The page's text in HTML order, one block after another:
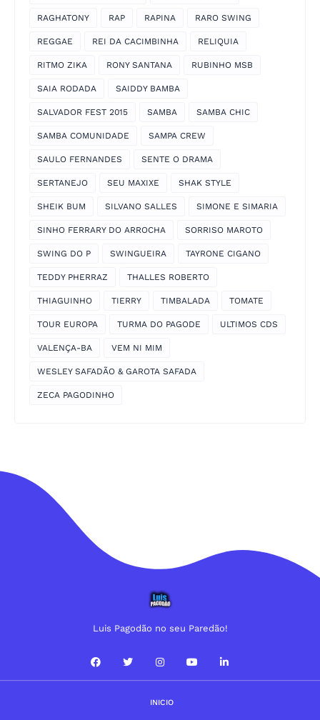
RAGHATONY RAP RAPINA RARO SWING
REGGAE REI DA CACIMBINHA RELIQUIA
RITMO ZIKA RONY SANTANA RUBINHO MSB
SAIA RODADA SAIDDY BAMBA
SALVADOR FEST 2015 SAMBA SAMBA CHIC
SAMBA COMUNIDADE SAMPA CREW
SAULO FERNANDES SENTE O DRAMA
SERTANEJO SEU MAXIXE SHAK STYLE
SHEIK BUM SILVANO SALLES SIMONE E SIMARIA
SINHO FERRARY DO ARROCHA SORRISO MAROTO
SWING DO P SWINGUEIRA TAYRONE CIGANO
TEDDY PHERRAZ THALLES ROBERTO
THIAGUINHO TIERRY TIMBALADA TOMATE
TOUR EUROPA TURMA DO PAGODE ULTIMOS CDS
VALENÇA-BA VEM NI MIM
WESLEY SAFADÃO & GAROTA SAFADA
ZECA PAGODINHO
Luis Pagodão no seu Paredão!
INICIO